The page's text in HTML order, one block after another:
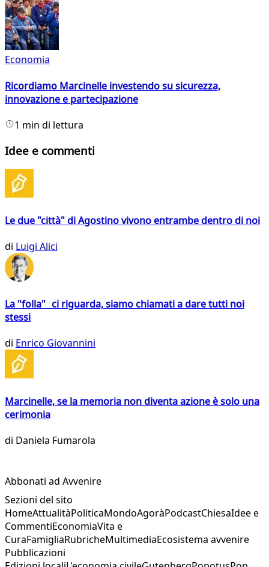
Economia
Ricordiamo Marcinelle investendo su sicurezza,
innovazione e partecipazione
1 min di lettura
Idee e commenti
Le due "città" di Agostino vivono entrambe dentro di noi
di Luigi Alici
La "folla" ci riguarda, siamo chiamati a dare tutti noi
stessi
di Enrico Giovannini
Marcinelle, se la memoria non diventa azione è solo una
cerimonia
di Daniela Fumarola
Abbonati ad Avvenire
Sezioni del sito
HomeAttualitàPoliticaMondoAgoràPodcastChiesaIdee e
CommentiEconomiaVita e
CuraFamigliaRubricheMultimediaEcosistema avvenire
Pubblicazioni